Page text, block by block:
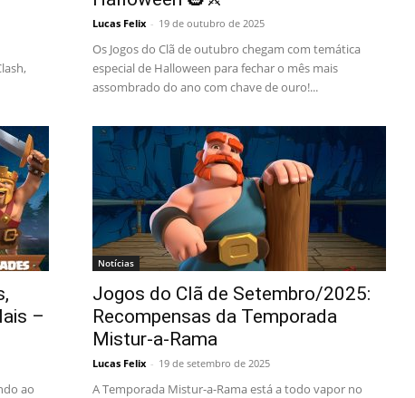
Lucas Felix - 19 de outubro de 2025
Os Jogos do Clã de outubro chegam com temática
especial de Halloween para fechar o mês mais
assombrado do ano com chave de ouro!...
–
ao
Notícias
Jogos do Clã de Setembro/2025:
Recompensas da Temporada
Mistur-a-Rama
Lucas Felix - 19 de setembro de 2025
A Temporada Mistur-a-Rama está a todo vapor no